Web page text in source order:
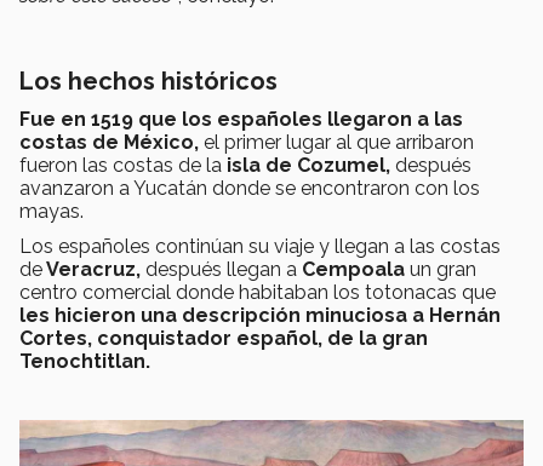
Los hechos históricos
Fue en 1519 que los españoles llegaron a las
costas de México, el primer lugar al que arribaron
fueron las costas de la isla de Cozumel, después
avanzaron a Yucatán donde se encontraron con los
mayas.
Los españoles continúan su viaje y llegan a las costas
deVeracruz, después llegan a Cempoala un gran
centro comercial donde habitaban los totonacas que
les hicieron una descripción minuciosa a Hernán
Cortes, conquistador español, de la gran
Tenochtitlan.